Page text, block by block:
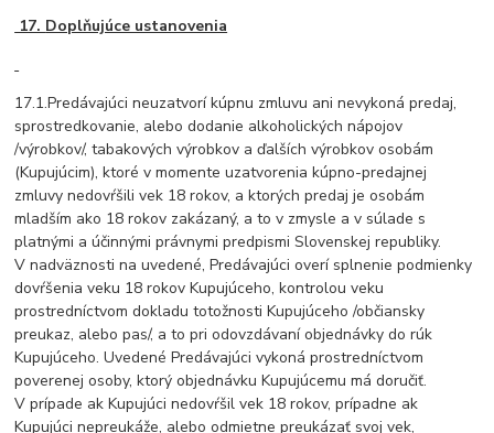
17. Doplňujúce ustanovenia
17.1.Predávajúci neuzatvorí kúpnu zmluvu ani nevykoná predaj,
sprostredkovanie, alebo dodanie alkoholických nápojov
/výrobkov/, tabakových výrobkov a ďalších výrobkov osobám
(Kupujúcim), ktoré v momente uzatvorenia kúpno-predajnej
zmluvy nedovŕšili vek 18 rokov, a ktorých predaj je osobám
mladším ako 18 rokov zakázaný, a to v zmysle a v súlade s
platnými a účinnými právnymi predpismi Slovenskej republiky.
V nadväznosti na uvedené, Predávajúci overí splnenie podmienky
dovŕšenia veku 18 rokov Kupujúceho, kontrolou veku
prostredníctvom dokladu totožnosti Kupujúceho /občiansky
preukaz, alebo pas/, a to pri odovzdávaní objednávky do rúk
Kupujúceho. Uvedené Predávajúci vykoná prostredníctvom
poverenej osoby, ktorý objednávku Kupujúcemu má doručiť.
V prípade ak Kupujúci nedovŕšil vek 18 rokov, prípadne ak
Kupujúci nepreukáže, alebo odmietne preukázať svoj vek,